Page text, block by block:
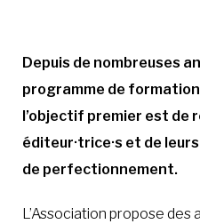
À PROPOS DEVENIR
Depuis de nombreuses
programme de
l’objectif premier est de
éditeur·trice·s et de
de perfectionnement.
L’Association propose